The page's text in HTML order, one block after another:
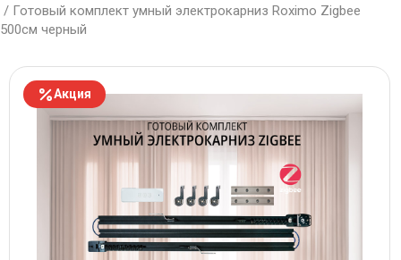
/ Готовый комплект умный электрокарниз Roximo Zigbee
500см черный
Акция